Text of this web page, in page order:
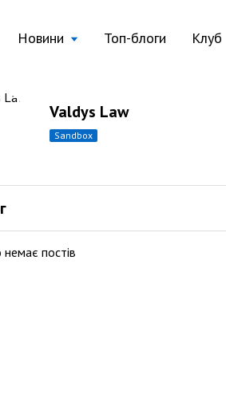
Новини Топ-блоги Клуб
Valdys Law
sandbox
постів